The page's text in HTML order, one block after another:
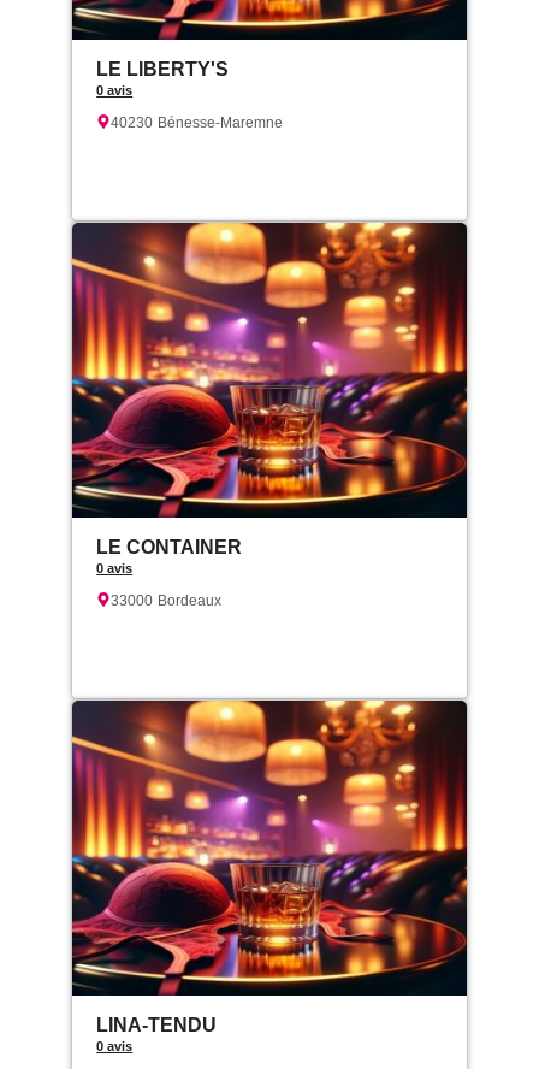
LE LIBERTY'S
0 avis
40230 Bénesse-Maremne
LE CONTAINER
0 avis
33000 Bordeaux
LINA-TENDU
0 avis